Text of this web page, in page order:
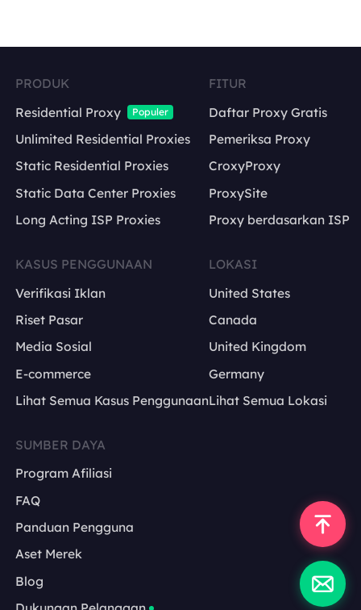
PRODUK
Residential Proxy
Populer
Unlimited Residential Proxies
Static Residential Proxies
Static Data Center Proxies
Long Acting ISP Proxies
FITUR
Daftar Proxy Gratis
Pemeriksa Proxy
CroxyProxy
ProxySite
Proxy berdasarkan ISP
KASUS PENGGUNAAN
Verifikasi Iklan
Riset Pasar
Media Sosial
E-commerce
Lihat Semua Kasus Penggunaan
LOKASI
United States
Canada
United Kingdom
Germany
Lihat Semua Lokasi
SUMBER DAYA
Program Afiliasi
FAQ
Panduan Pengguna
Aset Merek
Blog